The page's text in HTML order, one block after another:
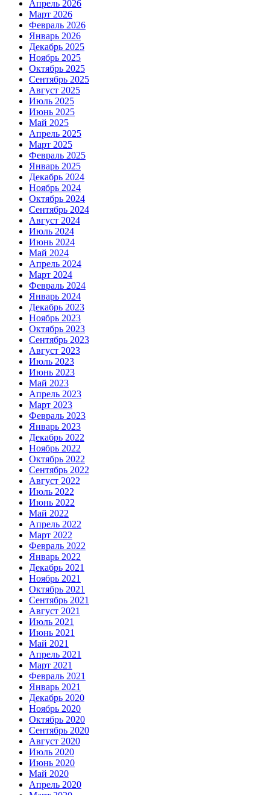
Апрель 2026
Март 2026
Февраль 2026
Январь 2026
Декабрь 2025
Ноябрь 2025
Октябрь 2025
Сентябрь 2025
Август 2025
Июль 2025
Июнь 2025
Май 2025
Апрель 2025
Март 2025
Февраль 2025
Январь 2025
Декабрь 2024
Ноябрь 2024
Октябрь 2024
Сентябрь 2024
Август 2024
Июль 2024
Июнь 2024
Май 2024
Апрель 2024
Март 2024
Февраль 2024
Январь 2024
Декабрь 2023
Ноябрь 2023
Октябрь 2023
Сентябрь 2023
Август 2023
Июль 2023
Июнь 2023
Май 2023
Апрель 2023
Март 2023
Февраль 2023
Январь 2023
Декабрь 2022
Ноябрь 2022
Октябрь 2022
Сентябрь 2022
Август 2022
Июль 2022
Июнь 2022
Май 2022
Апрель 2022
Март 2022
Февраль 2022
Январь 2022
Декабрь 2021
Ноябрь 2021
Октябрь 2021
Сентябрь 2021
Август 2021
Июль 2021
Июнь 2021
Май 2021
Апрель 2021
Март 2021
Февраль 2021
Январь 2021
Декабрь 2020
Ноябрь 2020
Октябрь 2020
Сентябрь 2020
Август 2020
Июль 2020
Июнь 2020
Май 2020
Апрель 2020